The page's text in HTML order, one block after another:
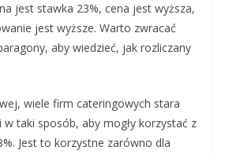
jest stawka 23%, cena jest wyższa,
jest wyższe. Warto zwracać
aby wiedzieć, jak rozliczany
wiele firm cateringowych stara
w taki sposób, aby mogły korzystać z
Jest to korzystne zarówno dla